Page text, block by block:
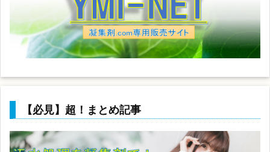
【必見】超！まとめ記事